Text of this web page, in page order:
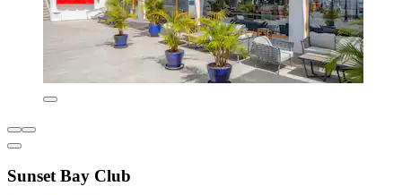
Sunset Bay Club